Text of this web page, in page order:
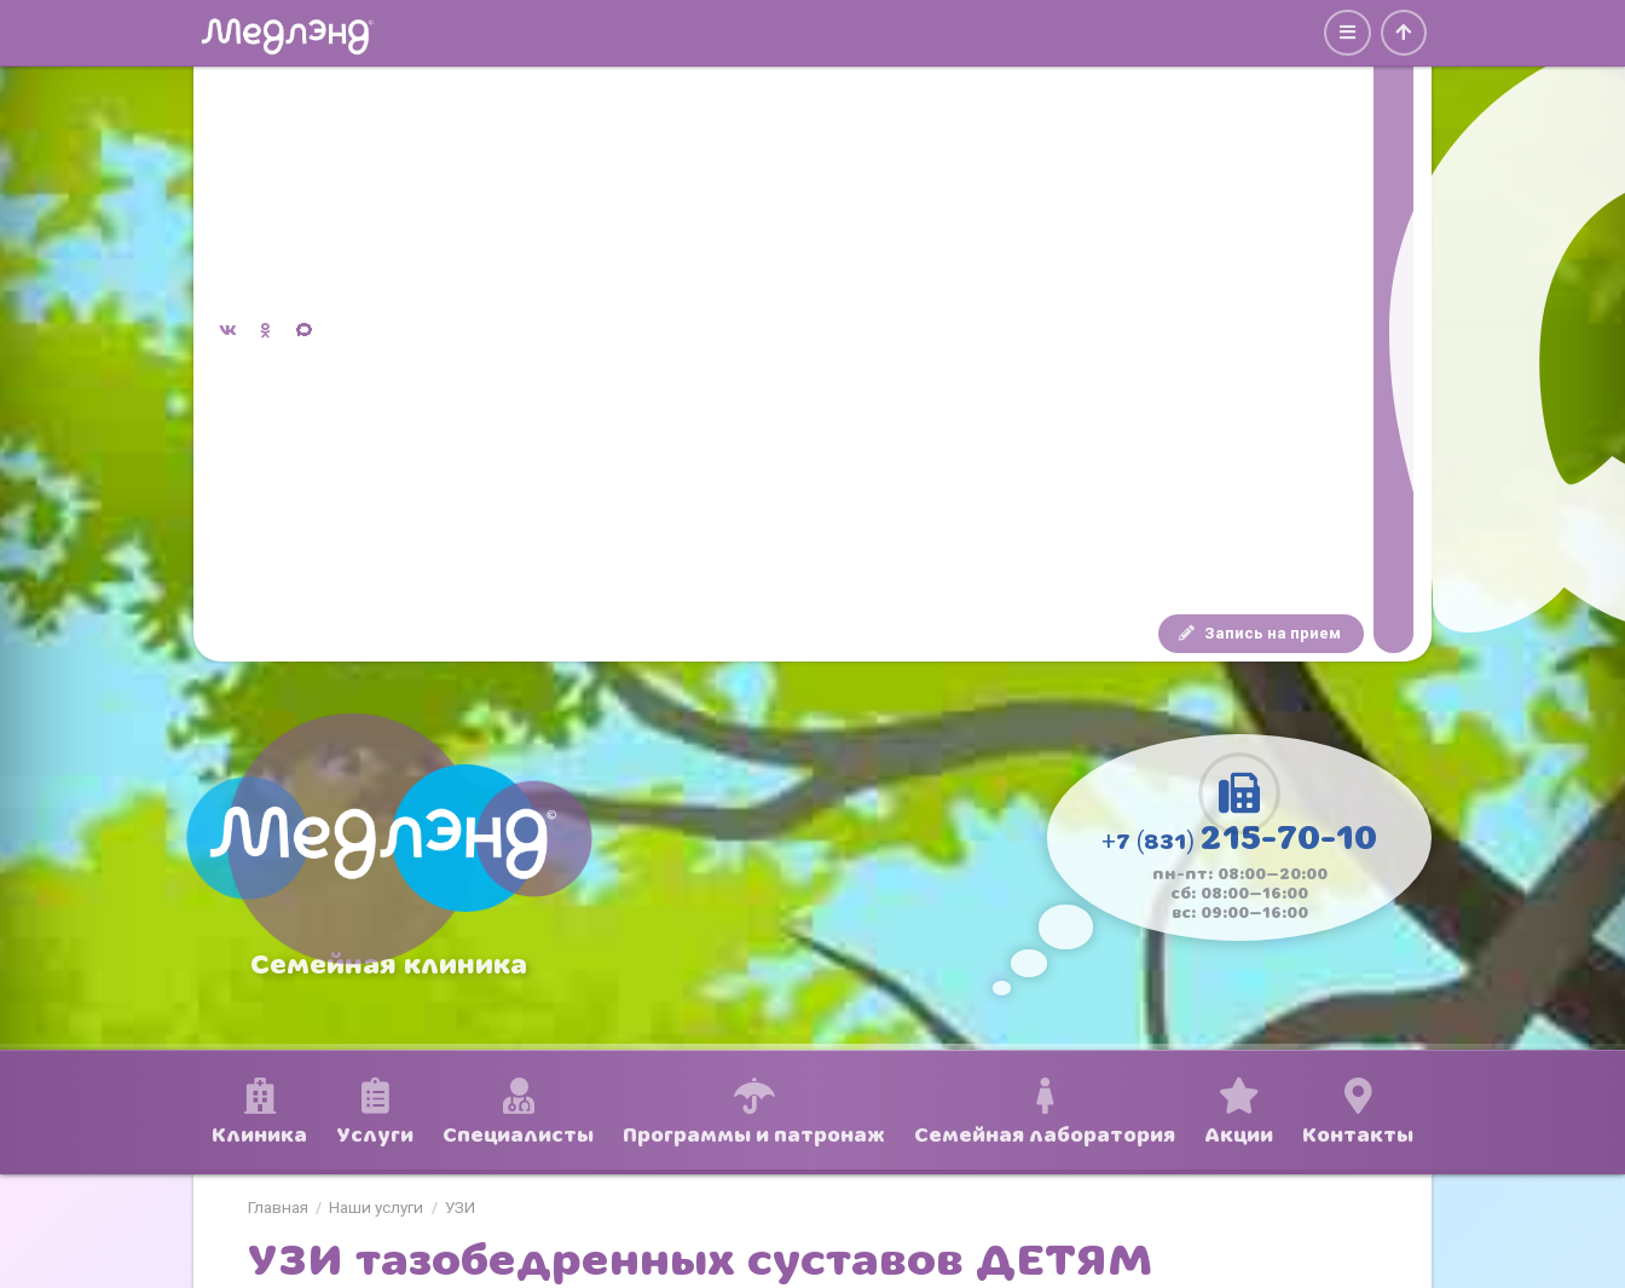
Запись на прием
Семейная клиника
+7 (831) 215-70-10
пн-пт: 08:00—20:00
сб: 08:00—16:00
вс: 09:00—16:00
Клиника Услуги Специалисты Программы и патронаж Семейная лаборатория Акции Контакты
Главная / Наши услуги / УЗИ
УЗИ тазобедренных суставов ДЕТЯМ